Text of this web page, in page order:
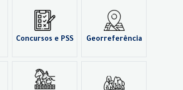
Concursos e PSS Georreferência